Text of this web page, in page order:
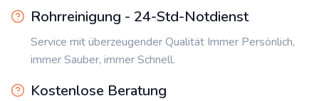
Rohrreinigung - 24-Std-Notdienst
Service mit überzeugender Qualität Immer Persönlich,
immer Sauber, immer Schnell.
Kostenlose Beratung